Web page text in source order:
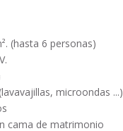
(hasta 6 personas)
microondas ...)
cama de matrimonio